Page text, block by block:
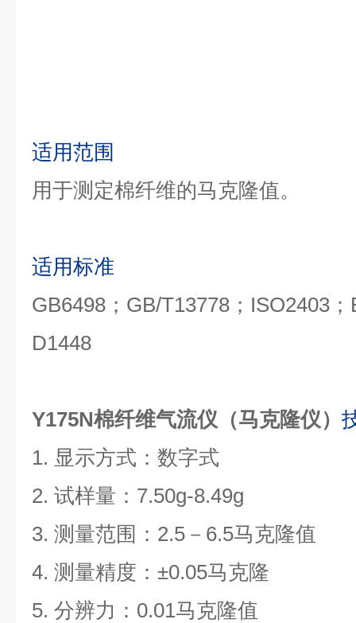
适用范围
用于测定棉纤维的马克隆值。
适用标准
GB6498；GB/T13778；ISO2403
D1448
Y175N棉纤维气流仪（马克隆仪）
1. 显示方式：数字式
2. 试样量：7.50g-8.49g
3. 测量范围：2.5－6.5马克隆值
4. 测量精度：±0.05马克隆
5. 分辨力：0.01马克隆值